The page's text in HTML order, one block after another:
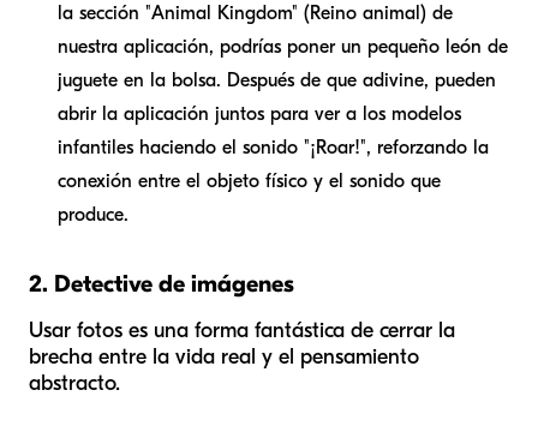
la sección "Animal Kingdom" (Reino animal) de
nuestra aplicación, podrías poner un pequeño león de
juguete en la bolsa. Después de que adivine, pueden
abrir la aplicación juntos para ver a los modelos
infantiles haciendo el sonido "¡Roar!", reforzando la
conexión entre el objeto físico y el sonido que
produce.
2. Detective de imágenes
Usar fotos es una forma fantástica de cerrar la
brecha entre la vida real y el pensamiento
abstracto.